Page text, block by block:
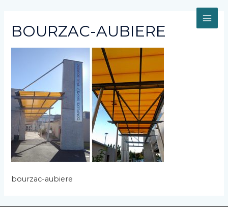
contenu
BOURZAC-AUBIERE
bourzac-aubiere